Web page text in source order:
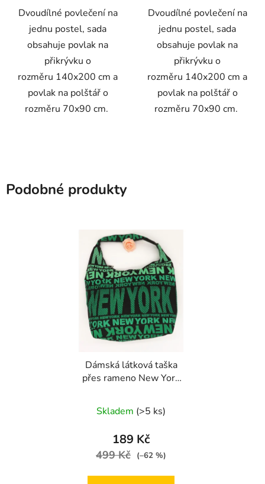
Dvoudílné povlečení na
jednu postel, sada
obsahuje povlak na
přikrývku o
rozměru 140x200 cm a
povlak na polštář o
rozměru 70x90 cm.
Dvoudílné povlečení na
jednu postel, sada
obsahuje povlak na
přikrývku o
rozměru 140x200 cm a
povlak na polštář o
rozměru 70x90 cm.
Podobné produkty
Dámská látková taška
přes rameno New York
Skladem (>5 ks)
189 Kč
499 Kč (–62 %)